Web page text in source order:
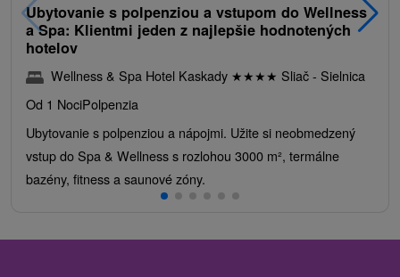
Ubytovanie s polpenziou a vstupom do Wellness
a Spa: Klientmi jeden z najlepšie hodnotených
hotelov
Wellness & Spa Hotel Kaskady ★★★★ Sliač - Sielnica
Od 1 NociPolpenzia
Ubytovanie s polpenziou a nápojmi. Užite si neobmedzený
vstup do Spa & Wellness s rozlohou 3000 m², termálne
bazény, fitness a saunové zóny.